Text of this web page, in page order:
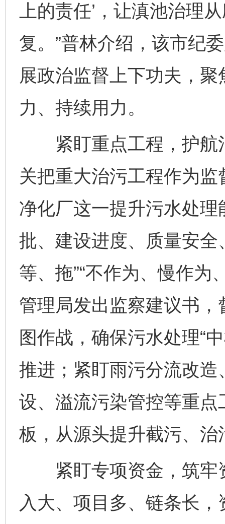
上的责任’，让滇池治理
复。”普林介绍，该市纪
展政治监督上下功夫，
力、持续用力。
紧盯重点工程，护航
关把重大治污工程作为
净化厂这一提升污水处
批、建设进度、质量安全
等、拖”“不作为、慢作为
管理局发出监察建议书
图作战，确保污水处理“
推进；紧盯雨污分流改
设、溢流污染管控等重
板，从源头提升截污、治
紧盯专项资金，筑牢
入大、项目多、链条长